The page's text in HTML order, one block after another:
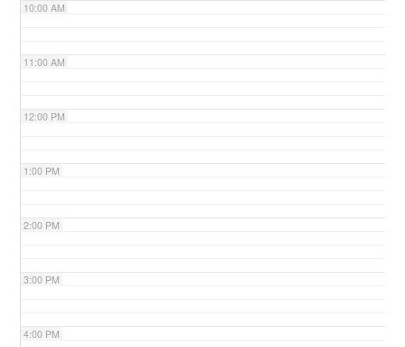
10:00 AM
11:00 AM
12:00 PM
1:00 PM
2:00 PM
3:00 PM
4:00 PM